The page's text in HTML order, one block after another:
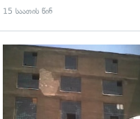
15 საათის წინ